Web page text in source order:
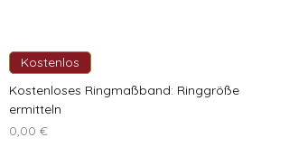
Kostenlos
Kostenloses Ringmaßband: Ringgröße
ermitteln
Preis
0,00 €